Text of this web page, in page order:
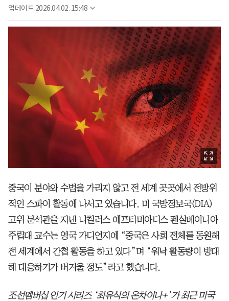
업데이트 2026.04.02. 15:48
중국이 분야와 수법을 가리지 않고 전 세계 곳곳에서 전방위
적인 스파이 활동에 나서고 있습니다. 미 국방정보국(DIA)
고위 분석관을 지낸 니컬러스 에프티미아디스 펜실베이니아
주립대 교수는 영국 가디언지에 “중국은 사회 전체를 동원해
전 세계에서 간첩 활동을 하고 있다”며 “워낙 활동량이 방대
해 대응하기가 버거울 정도”라고 했습니다.
조선멤버십 인기 시리즈 ‘최유식의 온차이나+’가 최근 미국